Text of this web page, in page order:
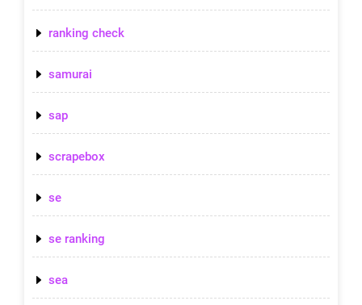
ranking check
samurai
sap
scrapebox
se
se ranking
sea